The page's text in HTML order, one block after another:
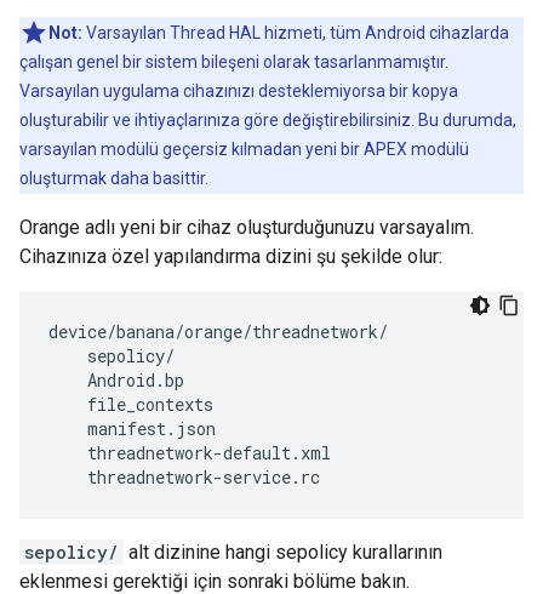
Not: Varsayılan Thread HAL hizmeti, tüm Android cihazlarda
çalışan genel bir sistem bileşeni olarak tasarlanmamıştır.
Varsayılan uygulama cihazınızı desteklemiyorsa bir kopya
oluşturabilir ve ihtiyaçlarınıza göre değiştirebilirsiniz. Bu durumda,
varsayılan modülü geçersiz kılmadan yeni bir APEX modülü
oluşturmak daha basittir.
Orange adlı yeni bir cihaz oluşturduğunuzu varsayalım.
Cihazınıza özel yapılandırma dizini şu şekilde olur:
device/banana/orange/threadnetwork/
    sepolicy/
    Android.bp
    file_contexts
    manifest.json
    threadnetwork-default.xml
    threadnetwork-service.rc
sepolicy/ alt dizinine hangi sepolicy kurallarının
eklenmesi gerektiği için sonraki bölüme bakın.